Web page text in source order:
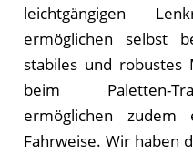
leichtgängigen
ermöglichen selbst
stabiles und robustes
beim Paletten-
ermöglichen
Fahrweise. Wir haben